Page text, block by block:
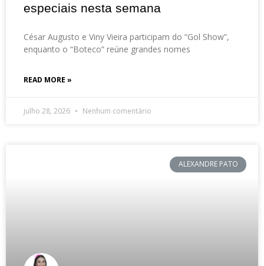
especiais nesta semana
César Augusto e Viny Vieira participam do “Gol Show”,
enquanto o “Boteco” reúne grandes nomes
READ MORE »
julho 28, 2026 Nenhum comentário
ALEXANDRE PATO